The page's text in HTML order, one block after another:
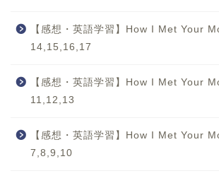
【感想・英語学習】How I Met Your
14,15,16,17
【感想・英語学習】How I Met Your
11,12,13
【感想・英語学習】How I Met Your
7,8,9,10